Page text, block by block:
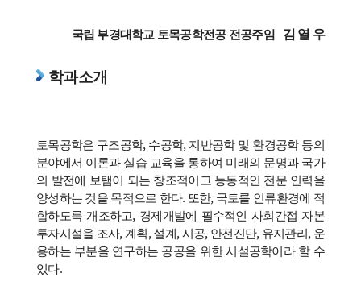
국립 부경대학교 토목공학전공 전공주임 김 열 우
학과소개
토목공학은 구조공학, 수공학, 지반공학 및 환경공학 등의
분야에서 이론과 실습 교육을 통하여 미래의 문명과 국가
의 발전에 보탬이 되는 창조적이고 능동적인 전문 인력을
양성하는 것을 목적으로 한다. 또한, 국토를 인류환경에 적
합하도록 개조하고, 경제개발에 필수적인 사회간접 자본
투자시설을 조사, 계획, 설계, 시공, 안전진단, 유지관리, 운
용하는 부분을 연구하는 공공을 위한 시설공학이라 할 수
있다.